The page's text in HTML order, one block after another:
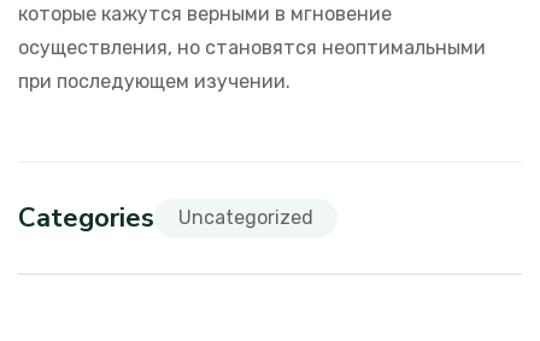
которые кажутся верными в мгновение
осуществления, но становятся неоптимальными
при последующем изучении.
Categories Uncategorized